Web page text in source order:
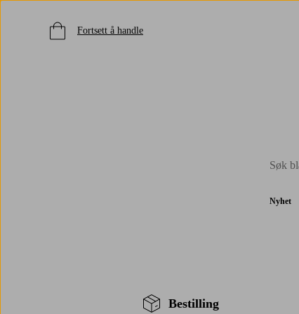
Fortsett å handle
Nyhet
Bestilling